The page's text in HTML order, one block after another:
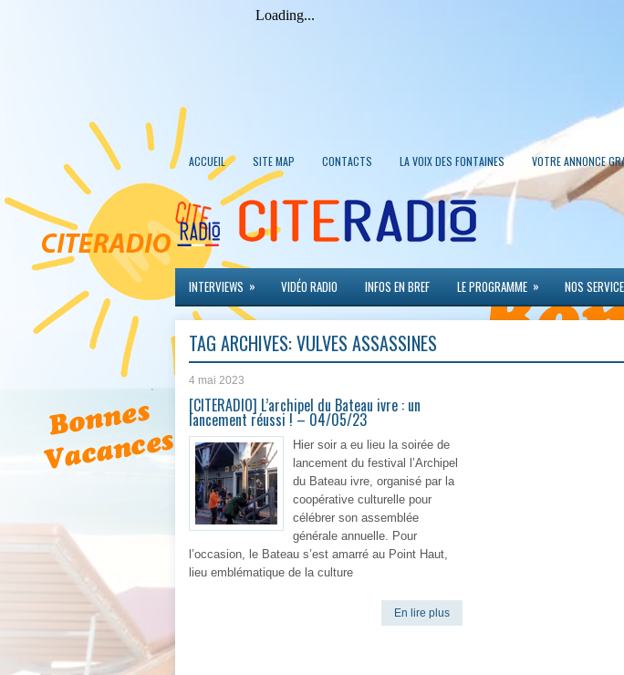
ACCUEIL SITE MAP CONTACTS LA VOIX DES FONTAINES VOTRE ANNONCE
INTERVIEWS » VIDÉO RADIO INFOS EN BREF LE PROGRAMME » NOS
TAG ARCHIVES:VULVES ASSASSINES
4 mai 2023
[CITERADIO] L’archipel du Bateau ivre : un
lancement réussi ! – 04/05/23
Hier soir a eu lieu la soirée de
lancement du festival l’Archipel
du Bateau ivre, organisé par la
coopérative culturelle pour
célébrer son assemblée
générale annuelle. Pour
l’occasion, le Bateau s’est amarré au Point Haut,
lieu emblématique de la culture
En lire plus